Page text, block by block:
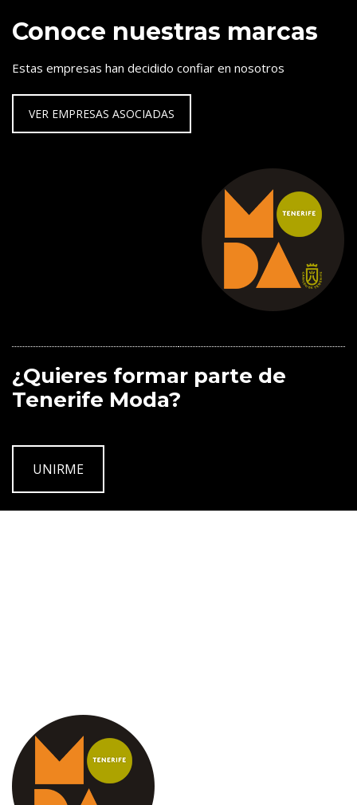
Conoce nuestras marcas
Estas empresas han decidido confiar en nosotros
VER EMPRESAS ASOCIADAS
¿Quieres formar parte de
Tenerife Moda?
UNIRME